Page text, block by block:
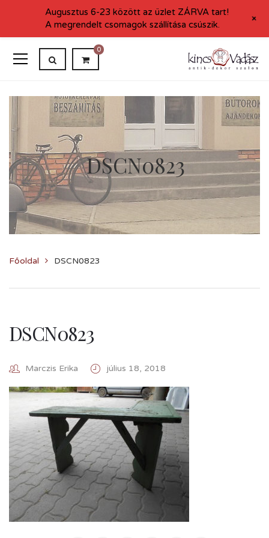
0
DSCN0823
Főoldal DSCN0823
DSCN0823
Marczis Erika július 18, 2018
Augusztus 6-23 között az üzlet ZÁRVA tart!
A megrendelt csomagok szállítása csúszik.
+